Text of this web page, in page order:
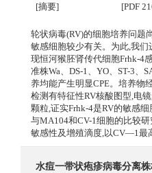
[摘要] [PDF
轮状病毒(RV)的细胞培养问题
敏感细胞较少有关。为此,我
现恒河猴胚肾传代细胞Frhk-4
准株Wa、DS-1、YO、ST-3、
养均能产生明显CPE。培养物
检测有特征性RV核酸图型,电
颗粒,证实Frhk-4是RV的敏感
与MA104和CV-1细胞的比较
敏感性及增殖滴度,以CV—1最
水痘一带状疱疹病毒分离